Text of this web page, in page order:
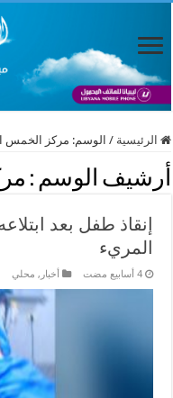
الرئيسية / الوسم: مركز الخمس
أرشيف الوسم :
إنقاذ طفل بعد
المريء
‏4 أسابيع مضت أخبار , محلي